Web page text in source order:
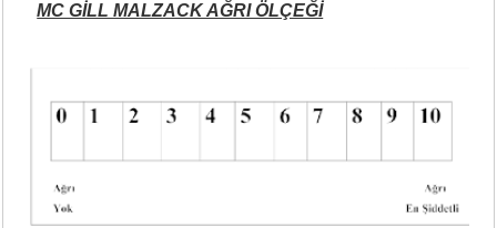
MC GİLL MALZACK AĞRI ÖLÇEĞİ